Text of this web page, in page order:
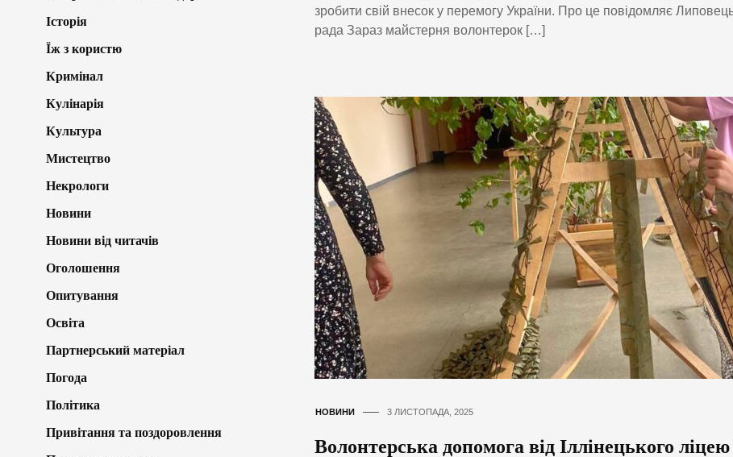
зробити свій внесок у перемогу України. Про це повідомляє
рада Зараз майстерня волонтерок […]
НОВИНИ 3 ЛИСТОПАДА, 2025
Волонтерська допомога від Іллінецького
Історія
Їж з користю
Кримінал
Кулінарія
Культура
Мистецтво
Некрологи
Новини
Новини від читачів
Оголошення
Опитування
Освіта
Партнерський матеріал
Погода
Політика
Привітання та поздоровлення